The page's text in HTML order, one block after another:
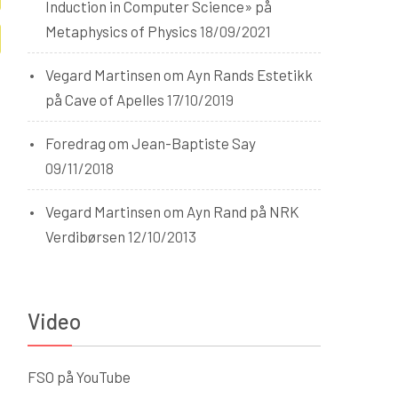
Induction in Computer Science» på
Metaphysics of Physics 18/09/2021
Vegard Martinsen om Ayn Rands Estetikk
på Cave of Apelles 17/10/2019
Foredrag om Jean-Baptiste Say
09/11/2018
Vegard Martinsen om Ayn Rand på NRK
Verdibørsen 12/10/2013
Video
FSO på YouTube